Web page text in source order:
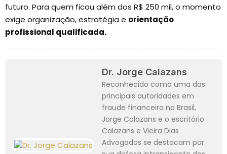
futuro. Para quem ficou além dos R$ 250 mil, o momento
exige organização, estratégia e orientação
profissional qualificada.
Dr. Jorge Calazans
Reconhecido como uma das
principais autoridades em
fraude financeira no Brasil,
Jorge Calazans e o escritório
Calazans e Vieira Dias
Advogados se destacam por